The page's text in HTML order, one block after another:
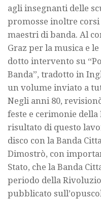
agli insegnanti delle
promosse inoltre
maestri di banda. Al
Graz per la musica e
dotto intervento su
Banda”, tradotto in
un volume inviato a
Negli anni 80,
feste e cerimonie
risultato di questo
disco con la Banda
Dimostrò, con
Stato, che la Banda
periodo della
pubblicato